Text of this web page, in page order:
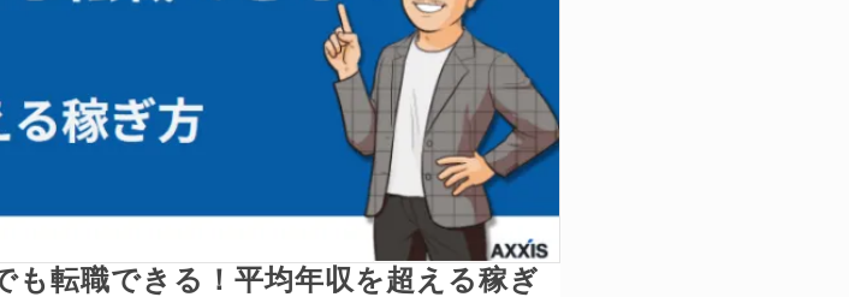
も転職できる！平均年収を超える稼ぎ